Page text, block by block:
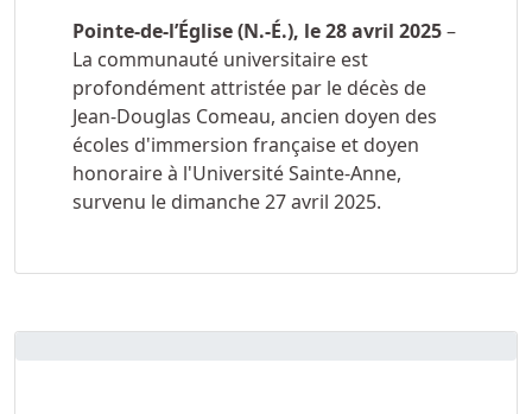
Pointe-de-l’Église (N.-É.), le28 avril 2025–
La communauté universitaire est
profondément attristée par le décès de
Jean-Douglas Comeau, ancien doyen des
écoles d'immersion française et doyen
honoraire à l'Université Sainte-Anne,
survenu le dimanche 27 avril 2025.